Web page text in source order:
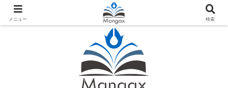
人気おすすめ漫画紹介ならMangax（マンガックス）
メニュー 検索